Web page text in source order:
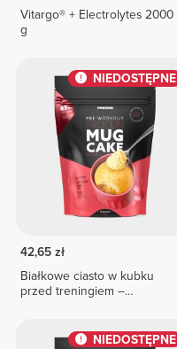
Vitargo® + Electrolytes 2000
g
NIEDOSTĘPNE
42,65 zł
Białkowe ciasto w kubku
przed treningiem –
NIEDOSTĘPNE